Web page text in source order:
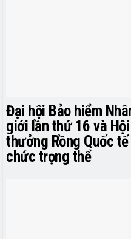
Đại hội Bảo hiểm
giới lần thứ 16 và
thưởng Rồng Quốc
chức trọng thể